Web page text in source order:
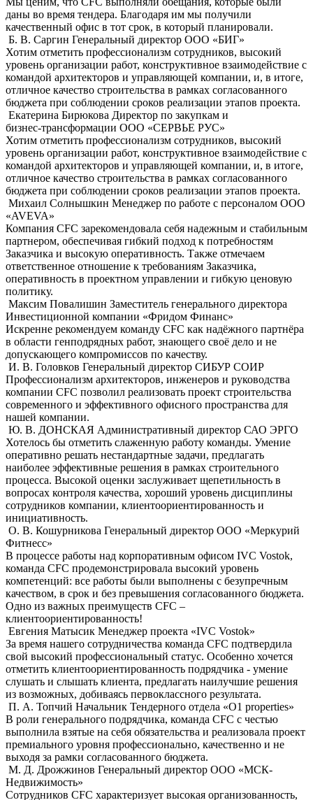
даны во время тендера. Благодаря им мы получили
качественный офис в тот срок, в который планировали.
Б. В. Саргин Генеральный директор OOO «БИГ»
Хотим отметить профессионализм сотрудников, высокий
уровень организации работ, конструктивное взаимодействие с
командой архитекторов и управляющей компании, и, в итоге,
отличное качество строительства в рамках согласованного
бюджета при соблюдении сроков реализации этапов проекта.
Екатерина Бирюкова Директор по закупкам и
бизнес-трансформации ООО «СЕРВЬЕ РУС»
Хотим отметить профессионализм сотрудников, высокий
уровень организации работ, конструктивное взаимодействие с
командой архитекторов и управляющей компании, и, в итоге,
отличное качество строительства в рамках согласованного
бюджета при соблюдении сроков реализации этапов проекта.
Михаил Солнышкин Менеджер по работе с персоналом ООО
«AVEVA»
Компания CFC зарекомендовала себя надежным и стабильным
партнером, обеспечивая гибкий подход к потребностям
Заказчика и высокую оперативность. Также отмечаем
ответственное отношение к требованиям Заказчика,
оперативность в проектном управлении и гибкую ценовую
политику.
Максим Повалишин Заместитель генерального директора
Инвестиционной компании «Фридом Финанс»
Искренне рекомендуем команду CFC как надёжного партнёра
в области генподрядных работ, знающего своё дело и не
допускающего компромиссов по качеству.
И. В. Головков Генеральный директор СИБУР СОИР
Профессионализм архитекторов, инженеров и руководства
компании CFC позволил реализовать проект строительства
современного и эффективного офисного пространства для
нашей компании.
Ю. В. ДОНСКАЯ Административный директор САО ЭРГО
Хотелось бы отметить слaженную работу команды. Умение
оперативно решать нестандартные задачи, предлагать
наиболее эффективные решения в рамках строительного
процесса. Высокой оценки заслуживает щепетильность в
вопросах контроля качества, хороший уровень дисциплины
сотрудников компании, клиентоориентированность и
инициативность.
О. В. Кошурникова Генеральный директор ООО «Меркурий
Фитнесс»
В процессе работы над корпоративным офисом IVC Vostok,
команда СFС продемонстрировала высокий уровень
компетенций: все работы были выполнены с безупречным
качеством, в срок и без превышения согласованного бюджета.
Одно из важных преимуществ СFС –
клиентоориентированность!
Евгения Матысик Менеджер проекта «IVC Vostok»
За время нашего сотрудничества команда CFC подтвердила
свой высокий профессиональный статус. Особенно хочется
отметить клиентоориентированность подрядчика - умение
слушать и слышать клиента, предлагать наилучшие решения
из возможных, добиваясь первоклассного результата.
П. А. Топчий Начальник Тендерного отдела «О1 properties»
В роли генерального подрядчика, команда CFC с честью
выполнила взятые на себя обязательства и реализовала проект
премиального уровня профессионально, качественно и не
выходя за рамки согласованного бюджета.
М. Д. Дрожжинов Генеральный директор ООО «МСК-
Недвижимость»
Сотрудников CFC характеризует высокая организованность,